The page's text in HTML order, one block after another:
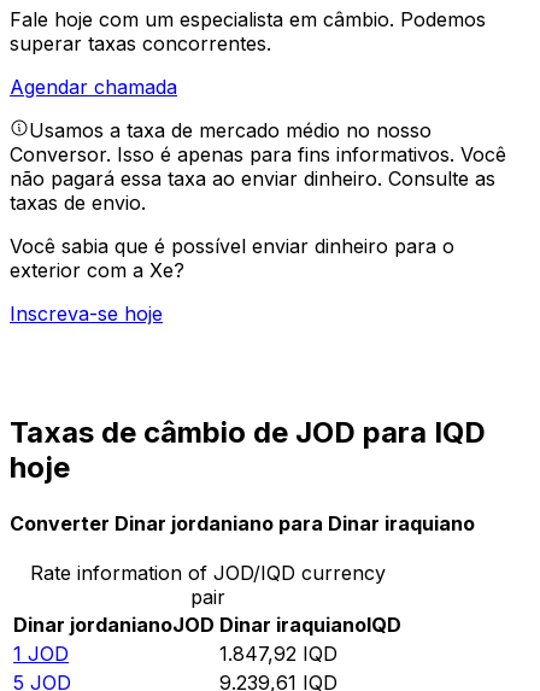
Fale hoje com um especialista em câmbio. Podemos
superar taxas concorrentes.
Agendar chamada
Usamos a taxa de mercado médio no nosso
Conversor. Isso é apenas para fins informativos. Você
não pagará essa taxa ao enviar dinheiro. Consulte as
taxas de envio.
Você sabia que é possível enviar dinheiro para o
exterior com a Xe?
Inscreva-se hoje
Taxas de câmbio de JOD para IQD
hoje
Converter Dinar jordaniano para Dinar iraquiano
Rate information of JOD/IQD currency
pair
Dinar jordanianoJOD Dinar iraquianoIQD
1 JOD 1.847,92 IQD
5 JOD 9.239,61 IQD